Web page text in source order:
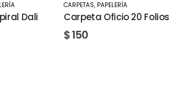
CARTULINAS,PAPELERÍA
Cartulina adhesiva
hojas de 15x15cms Sizzix Gold
665258